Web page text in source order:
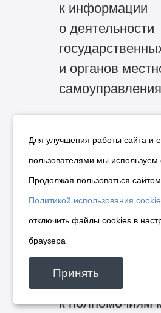
к информации
о деятельности
и органов
к деятельности
города
то в течение
со дня
запроса он
в
или орган
самоуправления,
к полномочиям
Для улучшения работы сайта и
пользователями мы
Продолжая пользоваться
Политикой использования
отключить файлы cookies в
браузера
Принять